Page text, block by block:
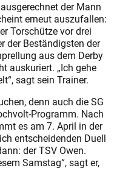
der Mann
erneut auszufallen:
Torschütze vor drei
der Beständigsten der
aus dem Derby
auskuriert. „Ich gehe
sagt sein Trainer.
denn auch die SG
Programm. Nach
es am 7. April in der
entscheidenden Duell
der TSV Owen.
Samstag“, sagt er,